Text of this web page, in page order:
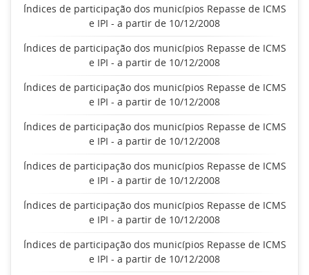
Índices de participação dos municípios Repasse de ICMS
e IPI - a partir de 10/12/2008
Índices de participação dos municípios Repasse de ICMS
e IPI - a partir de 10/12/2008
Índices de participação dos municípios Repasse de ICMS
e IPI - a partir de 10/12/2008
Índices de participação dos municípios Repasse de ICMS
e IPI - a partir de 10/12/2008
Índices de participação dos municípios Repasse de ICMS
e IPI - a partir de 10/12/2008
Índices de participação dos municípios Repasse de ICMS
e IPI - a partir de 10/12/2008
Índices de participação dos municípios Repasse de ICMS
e IPI - a partir de 10/12/2008